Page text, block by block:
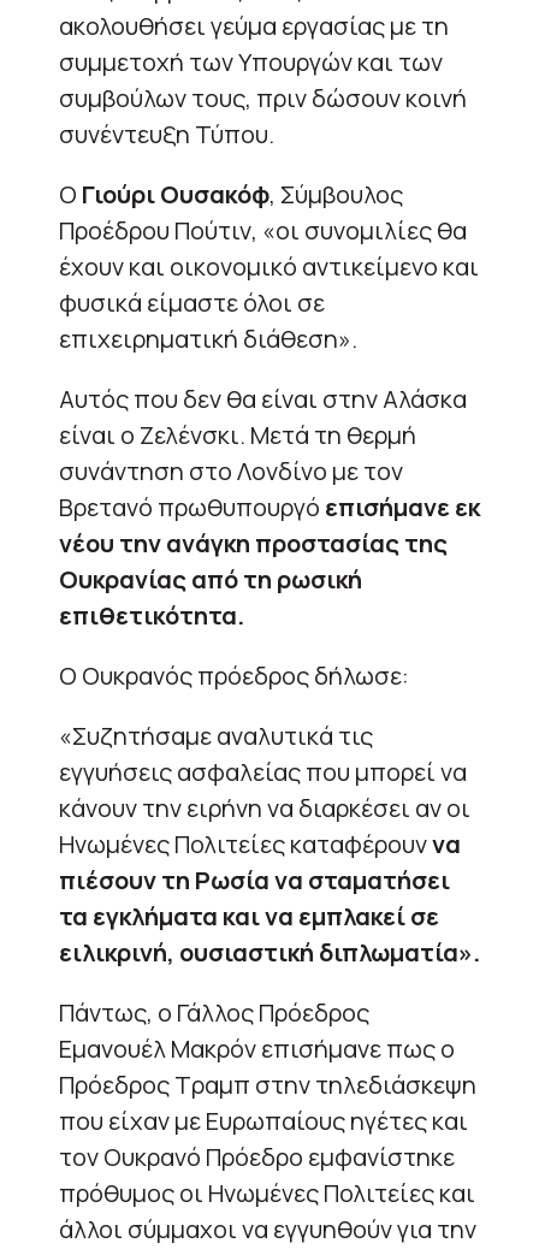
ακολουθήσει γεύμα εργασίας με τη
συμμετοχή των Υπουργών και των
συμβούλων τους, πριν δώσουν κοινή
συνέντευξη Τύπου.
Ο Γιούρι Ουσακόφ, Σύμβουλος
Προέδρου Πούτιν, «οι συνομιλίες θα
έχουν και οικονομικό αντικείμενο και
φυσικά είμαστε όλοι σε
επιχειρηματική διάθεση».
Αυτός που δεν θα είναι στην Αλάσκα
είναι ο Ζελένσκι. Μετά τη θερμή
συνάντηση στο Λονδίνο με τον
Βρετανό πρωθυπουργό επισήμανε εκ
νέου την ανάγκη προστασίας της
Ουκρανίας από τη ρωσική
επιθετικότητα.
Ο Ουκρανός πρόεδρος δήλωσε:
«Συζητήσαμε αναλυτικά τις
εγγυήσεις ασφαλείας που μπορεί να
κάνουν την ειρήνη να διαρκέσει αν οι
Ηνωμένες Πολιτείες καταφέρουννα
πιέσουν τη Ρωσία να σταματήσει
τα εγκλήματα και να εμπλακεί σε
ειλικρινή, ουσιαστική διπλωματία».
Πάντως, ο Γάλλος Πρόεδρος
Εμανουέλ Μακρόν επισήμανε πως ο
Πρόεδρος Τραμπ στην τηλεδιάσκεψη
που είχαν με Ευρωπαίους ηγέτες και
τον Ουκρανό Πρόεδρο εμφανίστηκε
πρόθυμος οι Ηνωμένες Πολιτείες και
άλλοι σύμμαχοι να εγγυηθούν για την